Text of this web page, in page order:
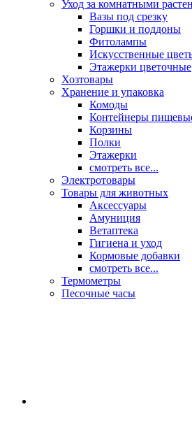
Уход за комнатными
Вазы под срезку
Горшки и поддоны
Фитолампы
Искусственные
Этажерки цветочные
Хозтовары
Хранение и упаковка
Комоды
Контейнеры
Корзины
Полки
Этажерки
смотреть все...
Электротовары
Товары для животных
Аксессуары
Амуниция
Ветаптека
Гигиена и уход
Кормовые добавки
смотреть все...
Термометры
Песочные часы